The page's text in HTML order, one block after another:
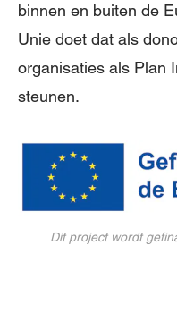
binnen en buiten de
Unie doet dat als
organisaties als Plan
steunen.
Dit project wordt